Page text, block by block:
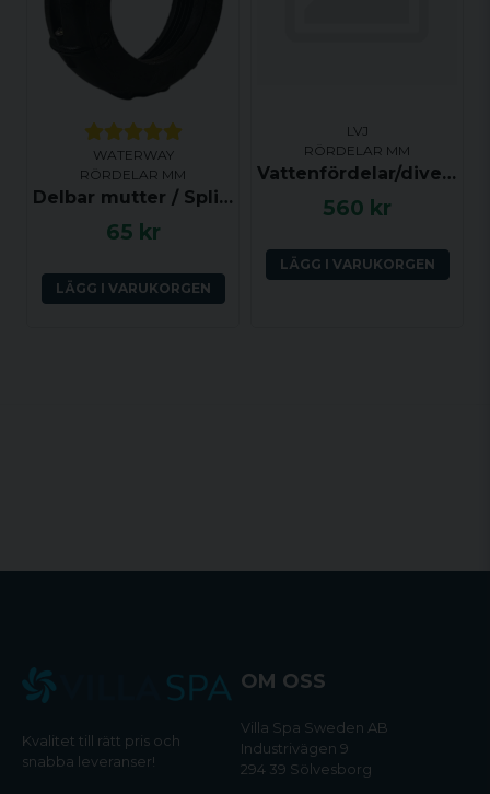
WATERWAY
RÖRDELAR MM
Delbar mutter / Split Nut / Union till värmare mm
65 kr
LÄGG I VARUKORGEN
LVJ
RÖRDELAR MM
Vattenfördelar/diverter 2-tum, Flying LED (LVJ)
560 kr
LÄGG I VARUKORGEN
Kvalitet till rätt pris och
snabba leveranser!
OM OSS
Villa Spa Sweden AB
Industrivägen 9
294 39 Sölvesborg